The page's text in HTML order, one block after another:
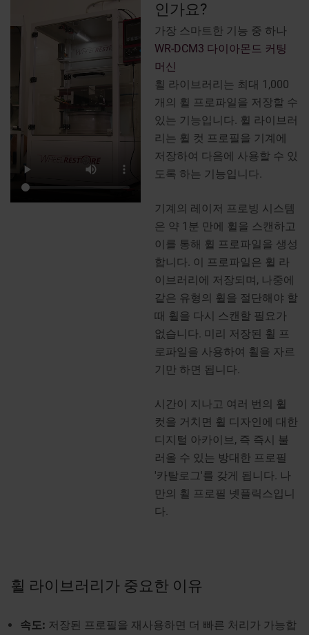
인가요?
가장 스마트한 기능 중 하나
WR-DCM3 다이아몬드 커팅
머신
휠 라이브러리는 최대 1,000
개의 휠 프로파일을 저장할 수
있는 기능입니다. 휠 라이브러
리는 휠 컷 프로필을 기계에
저장하여 다음에 사용할 수 있
도록 하는 기능입니다.
기계의 레이저 프로빙 시스템
은 약 1분 만에 휠을 스캔하고
이를 통해 휠 프로파일을 생성
합니다. 이 프로파일은 휠 라
이브러리에 저장되며, 나중에
같은 유형의 휠을 절단해야 할
때 휠을 다시 스캔할 필요가
없습니다. 미리 저장된 휠 프
로파일을 사용하여 휠을 자르
기만 하면 됩니다.
시간이 지나고 여러 번의 휠
컷을 거치면 휠 디자인에 대한
디지털 아카이브, 즉 즉시 불
러올 수 있는 방대한 프로필
'카탈로그'를 갖게 됩니다. 나
만의 휠 프로필 넷플릭스입니
다.
휠 라이브러리가 중요한 이유
속도: 저장된 프로필을 재사용하면 더 빠른 처리가 가능합